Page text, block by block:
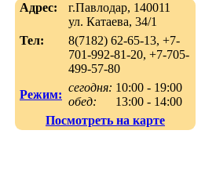
Адрес:
г.Павлодар, 140011
ул. Катаева, 34/1
Тел:
8(7182) 62-65-13, +7-
701-992-81-20, +7-705-
499-57-80
Режим:
сегодня: 10:00 - 19:00
обед: 13:00 - 14:00
Посмотреть на карте